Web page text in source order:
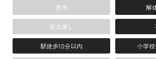
更地 解
現況渡し
駅徒歩10分以内 小学